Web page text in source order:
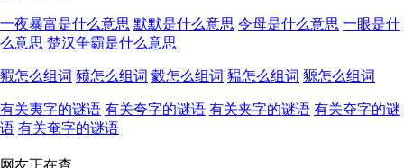
一夜暴富是什么意思 默默是什么意思 令母是什么意思 一眼是什
么意思 楚汉争霸是什么意思
豭怎么组词 豮怎么组词 豰怎么组词 豱怎么组词 豲怎么组词
有关夷字的谜语 有关夸字的谜语 有关夹字的谜语 有关夺字的谜
语 有关奄字的谜语
网友正在查